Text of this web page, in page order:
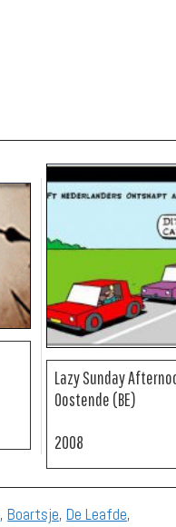
Lazy Sunday
Oostende (BE)
2008
, Boartsje, De Leafde,